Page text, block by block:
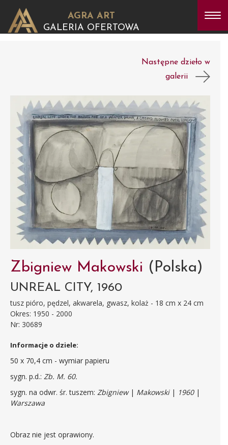
AGRA ART
GALERIA OFERTOWA
Następne dzieło w
galerii
Zbigniew Makowski (Polska)
UNREAL CITY, 1960
tusz pióro, pędzel, akwarela, gwasz, kolaż - 18 cm x 24 cm
Okres: 1950 - 2000
Nr: 30689
Informacje o dziele:
50 x 70,4 cm - wymiar papieru
sygn. p.d.: Zb. M. 60.
sygn. na odwr. śr. tuszem: Zbigniew | Makowski | 1960 |
Warszawa
Obraz nie jest oprawiony.